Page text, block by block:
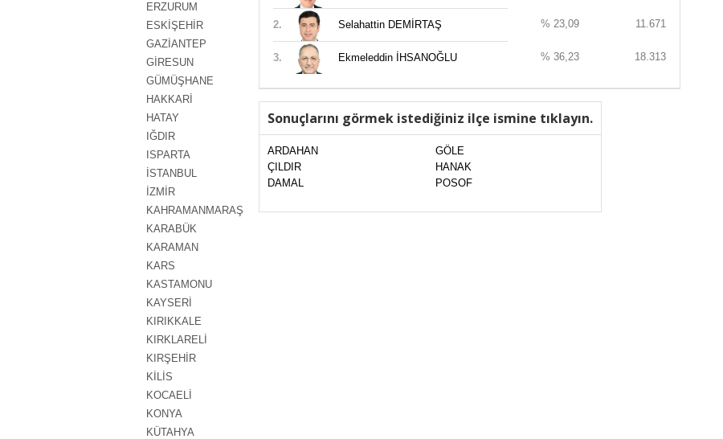
ERZURUM
ESKİŞEHİR
GAZİANTEP
GİRESUN
GÜMÜŞHANE
HAKKARİ
HATAY
IĞDIR
ISPARTA
İSTANBUL
İZMİR
KAHRAMANMARAŞ
KARABÜK
KARAMAN
KARS
KASTAMONU
KAYSERİ
KIRIKKALE
KIRKLARELİ
KIRŞEHİR
KİLİS
KOCAELİ
KONYA
KÜTAHYA
2. Selahattin DEMİRTAŞ % 23,09 11.671
3. Ekmeleddin İHSANOĞLU % 36,23 18.313
Sonuçlarını görmek istediğiniz ilçe ismine tıklayın.
ARDAHAN
ÇILDIR
DAMAL
GÖLE
HANAK
POSOF